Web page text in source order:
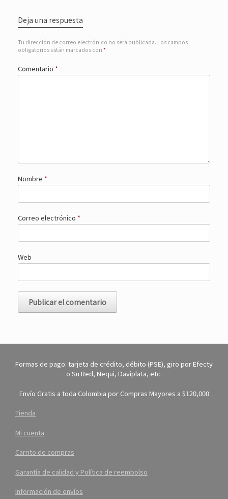
Deja una respuesta
Tu dirección de correo electrónico no será publicada. Los campos
obligatorios están marcados con *
Comentario *
Nombre *
Correo electrónico *
Web
Formas de pago: tarjeta de crédito, débito (PSE), giro por Efecty
o Su Red, Nequi, Daviplata, etc.
Envío Gratis a toda Colombia por Compras Mayores a $120,000
Tienda
Mi cuenta
Carrito de compras
Garantía de calidad y Política de reembolso
Información de envíos